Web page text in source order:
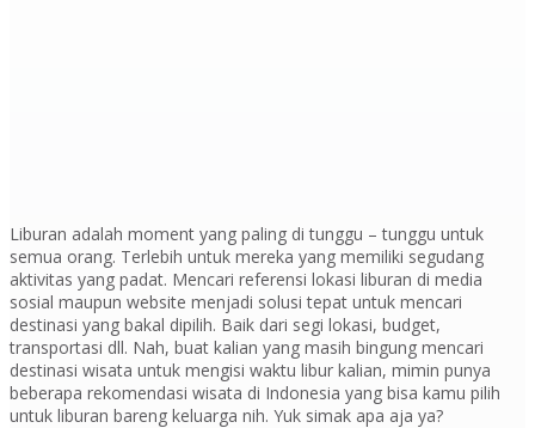
Liburan adalah moment yang paling di tunggu – tunggu untuk
semua orang. Terlebih untuk mereka yang memiliki segudang
aktivitas yang padat. Mencari referensi lokasi liburan di media
sosial maupun website menjadi solusi tepat untuk mencari
destinasi yang bakal dipilih. Baik dari segi lokasi, budget,
transportasi dll. Nah, buat kalian yang masih bingung mencari
destinasi wisata untuk mengisi waktu libur kalian, mimin punya
beberapa rekomendasi wisata di Indonesia yang bisa kamu pilih
untuk liburan bareng keluarga nih. Yuk simak apa aja ya?